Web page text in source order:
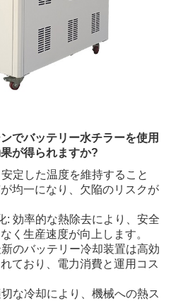
でバッテリー水チラーを使用
が得られますか?
定した温度を維持すること
均一になり、欠陥のリスクが
: 効率的な熱除去により、安全
く生産速度が向上します。
のバッテリー冷却装置は高効
ており、電力消費と運用コス
な冷却により、機械への熱ス